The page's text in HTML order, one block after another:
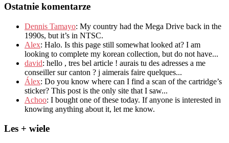
Ostatnie komentarze
Dennis Tamayo: My country had the Mega Drive back in the
1990s, but it’s in NTSC.
Alex: Halo. Is this page still somewhat looked at? I am
looking to complete my korean collection, but do not have...
david: hello , tres bel article ! aurais tu des adresses a me
conseiller sur canton ? j aimerais faire quelques...
Álex: Do you know where can I find a scan of the cartridge’s
sticker? This post is the only site that I saw...
Achoo: I bought one of these today. If anyone is interested in
knowing anything about it, let me know.
Les + wiele